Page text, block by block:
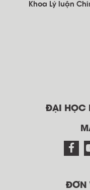
Khoa Lý luận
ĐẠI HỌC
ĐƠN